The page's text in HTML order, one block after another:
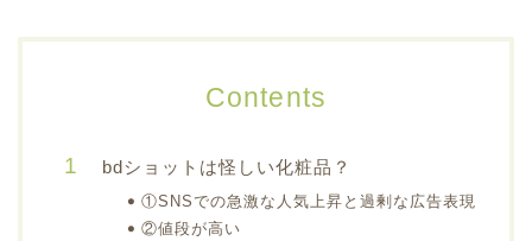
Contents
bdショットは怪しい化粧品？
①SNSでの急激な人気上昇と過剰な広告表現
②値段が高い